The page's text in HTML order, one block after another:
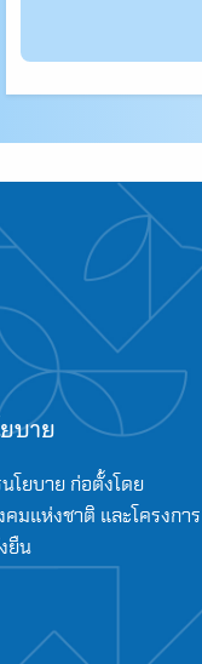
บาย
โยบาย ก่อตั้งโดย
มแห่งชาติ และโครงการ
ยืน